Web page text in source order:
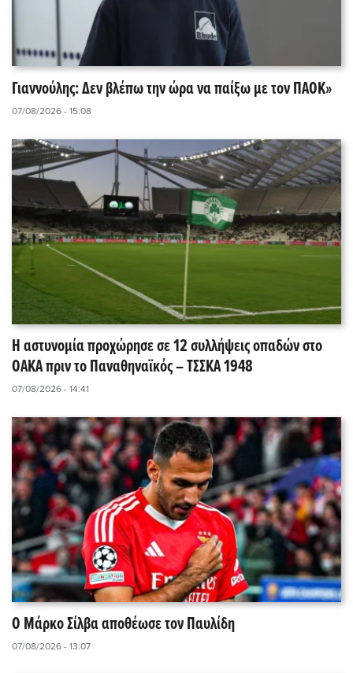
Γιαννούλης: Δεν βλέπω την ώρα να παίξω με τον ΠΑΟΚ»
07/08/2026 - 15:08
Η αστυνομία προχώρησε σε 12 συλλήψεις οπαδών στο
ΟΑΚΑ πριν το Παναθηναϊκός – ΤΣΣΚΑ 1948
07/08/2026 - 14:41
Ο Μάρκο Σίλβα αποθέωσε τον Παυλίδη
07/08/2026 - 13:07